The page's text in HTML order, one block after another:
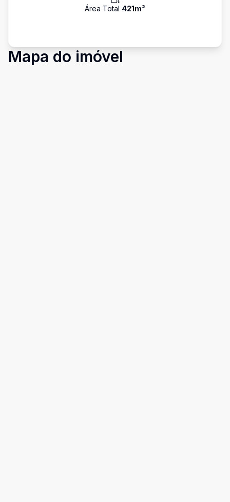
Área Total 421m²
Mapa do imóvel